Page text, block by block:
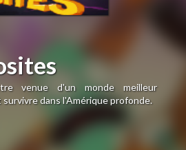
venue d'un monde meilleur
dans l'Amérique profonde.